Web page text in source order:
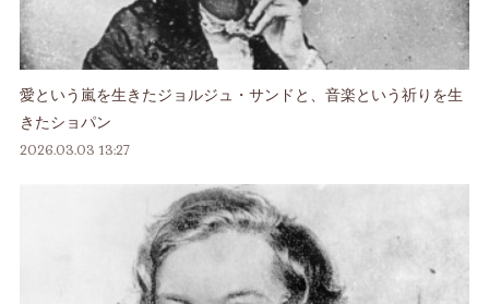
愛という嵐を生きたジョルジュ・サンドと、音楽という祈りを生
きたショパン
2026.03.03 13:27